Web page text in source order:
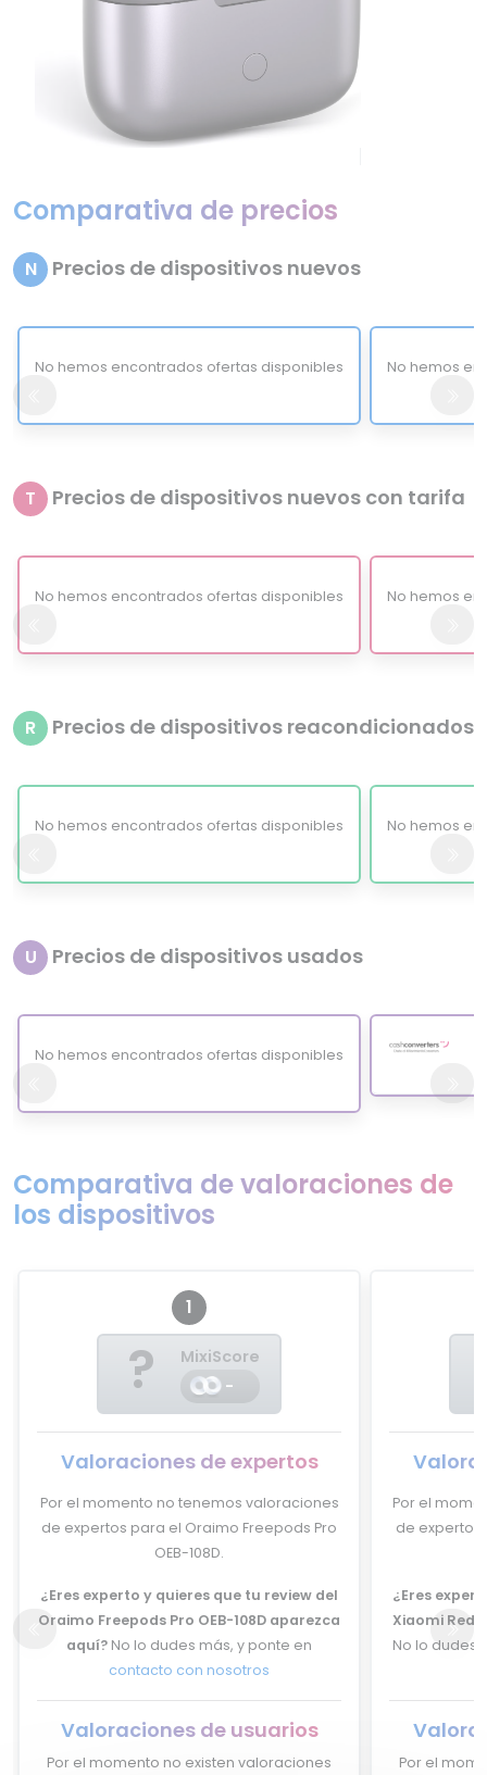
Comparativa de precios
N Precios de dispositivos nuevos
No hemos encontrados ofertas disponibles No hemos
T Precios de dispositivos nuevos con tarifa
No hemos encontrados ofertas disponibles No hemos
R Precios de dispositivos reacondicionados
No hemos encontrados ofertas disponibles No hemos
U Precios de dispositivos usados
No hemos encontrados ofertas disponibles
Comparativa de valoraciones de
los dispositivos
1
?
MixiScore
-
Valoraciones de expertos
Por el momento no tenemos valoraciones
de expertos para el Oraimo Freepods Pro
OEB-108D.
¿Eres experto y quieres que tu review del
Oraimo Freepods Pro OEB-108D aparezca
aquí? No lo dudes más, y ponte en
contacto con nosotros
Valoraciones de usuarios
Por el momento no existen valoraciones
Por el
de expertos
¿Eres
Xiaomi
No lo dudes
Por el